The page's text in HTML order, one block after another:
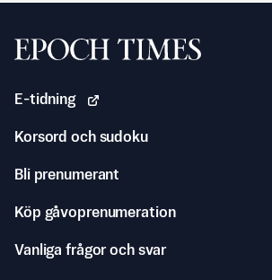
Svenska Epoch Times
E-tidning
Korsord och sudoku
Bli prenumerant
Köp gåvoprenumeration
Vanliga frågor och svar